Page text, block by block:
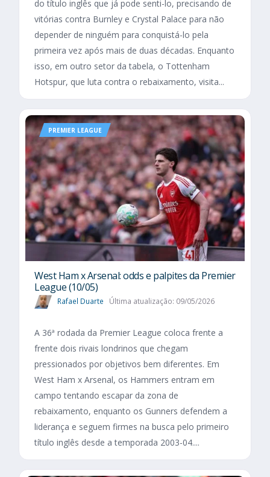
do título inglês que já pode senti-lo, precisando de
vitórias contra Burnley e Crystal Palace para não
depender de ninguém para conquistá-lo pela
primeira vez após mais de duas décadas. Enquanto
isso, em outro setor da tabela, o Tottenham
Hotspur, que luta contra o rebaixamento, visita...
PREMIER LEAGUE
West Ham x Arsenal: odds e palpites da Premier
League (10/05)
Rafael Duarte Última atualização: 09/05/2026
A 36ª rodada da Premier League coloca frente a
frente dois rivais londrinos que chegam
pressionados por objetivos bem diferentes. Em
West Ham x Arsenal, os Hammers entram em
campo tentando escapar da zona de
rebaixamento, enquanto os Gunners defendem a
liderança e seguem firmes na busca pelo primeiro
título inglês desde a temporada 2003-04....